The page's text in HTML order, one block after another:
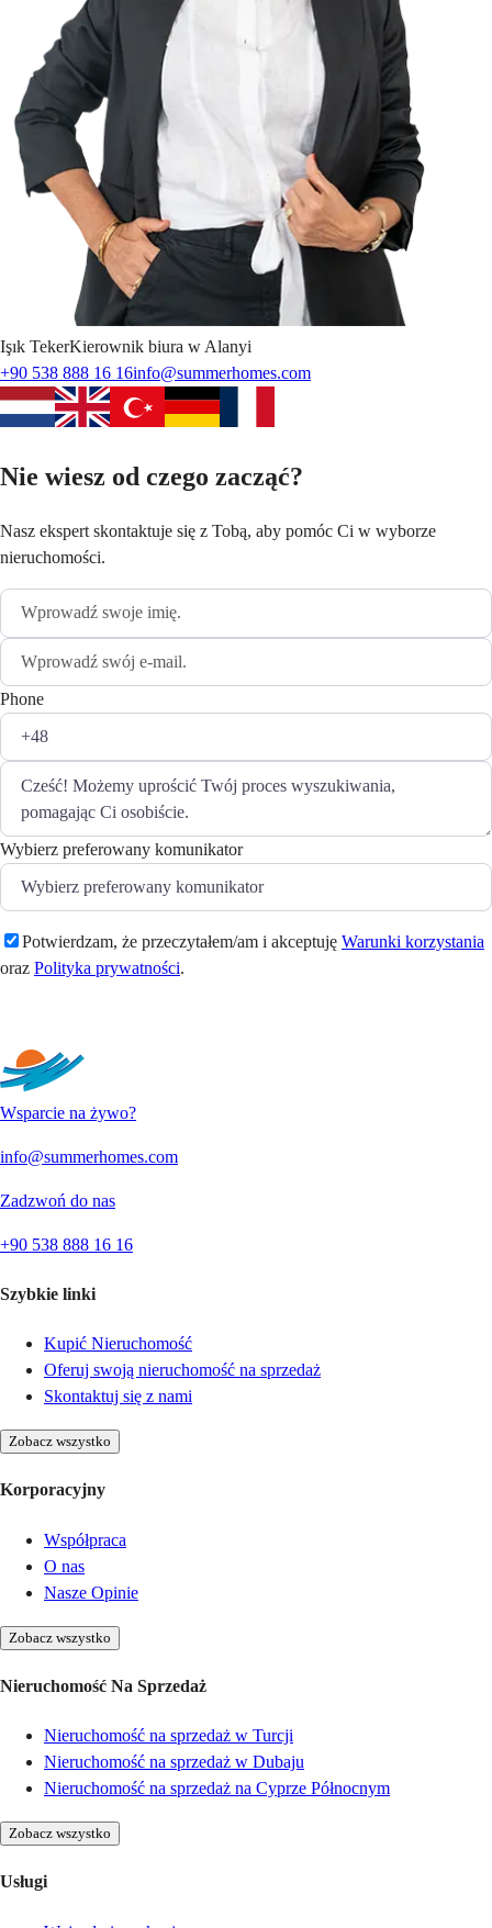
Işık TekerKierownik biura w Alanyi
+90 538 888 16 16info@summerhomes.com
Nie wiesz od czego zacząć?
Nasz ekspert skontaktuje się z Tobą, aby pomóc Ci w wyborze
nieruchomości.
Phone
Wybierz preferowany komunikator
Potwierdzam, że przeczytałem/am i akceptuję Warunki korzystania
oraz Polityka prywatności.
Wsparcie na żywo?
info@summerhomes.com
Zadzwoń do nas
+90 538 888 16 16
Szybkie linki
Kupić Nieruchomość
Oferuj swoją nieruchomość na sprzedaż
Skontaktuj się z nami
Zobacz wszystko
Korporacyjny
Współpraca
O nas
Nasze Opinie
Zobacz wszystko
Nieruchomość Na Sprzedaż
Nieruchomość na sprzedaż w Turcji
Nieruchomość na sprzedaż w Dubaju
Nieruchomość na sprzedaż na Cyprze Północnym
Zobacz wszystko
Usługi